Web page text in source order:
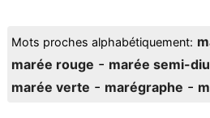
Mots proches alphabétiquement:
marée rouge - marée semi-
marée verte - marégraphe -